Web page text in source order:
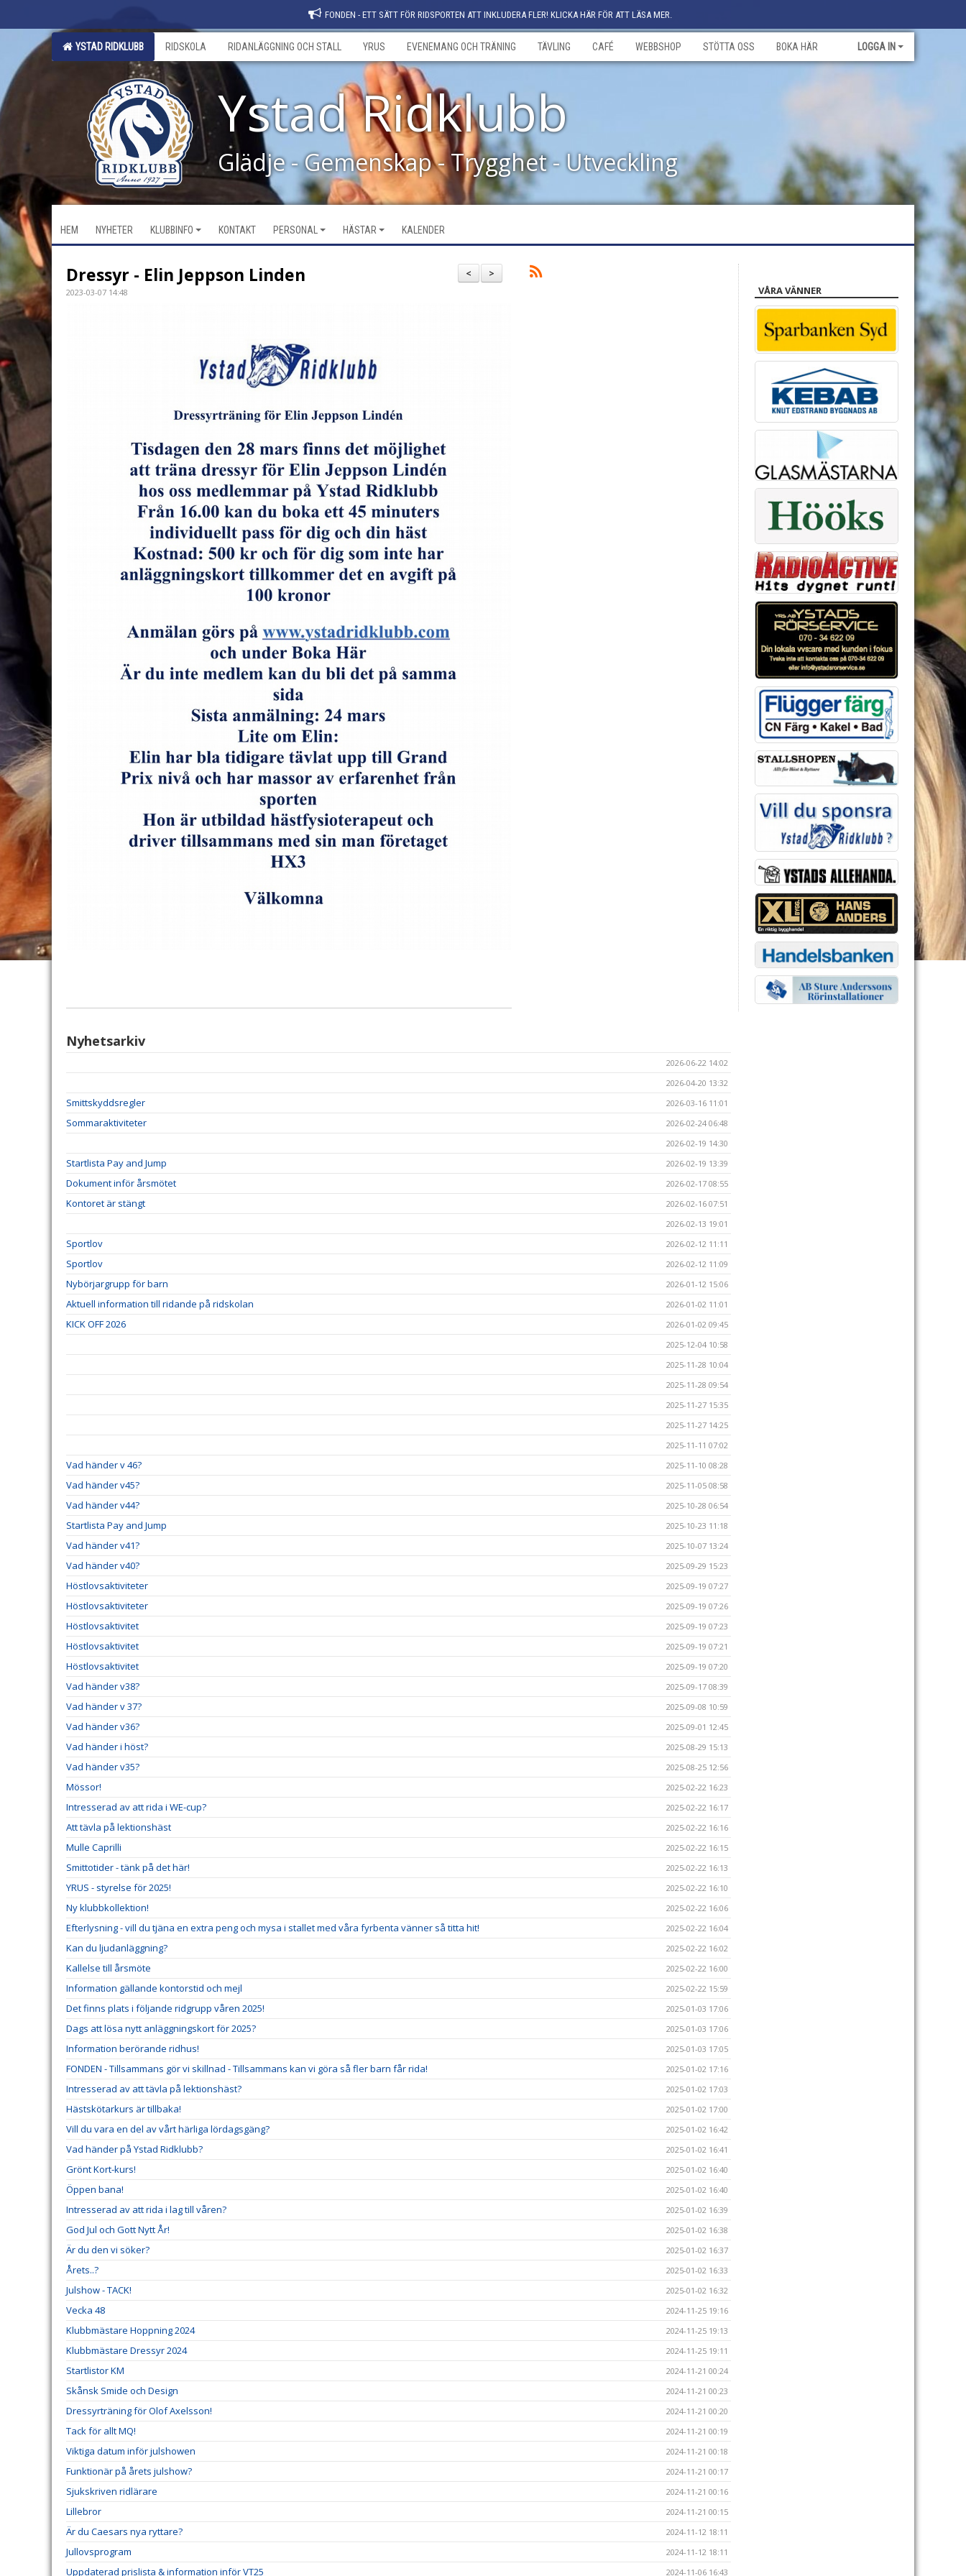
FONDEN - ETT SÄTT FÖR RIDSPORTEN ATT INKLUDERA FLER! KLICKA HÄR FÖR ATT LÄSA MER.
YSTAD RIDKLUBB RIDSKOLA RIDANLÄGGNING OCH STALL YRUS EVENEMANG OCH TRÄNING TÄVLING CAFÉ WEBBSHOP STÖTTA OSS BOKA HÄR LOGGA IN
Ystad Ridklubb
Glädje - Gemenskap - Trygghet - Utveckling
HEM NYHETER KLUBBINFO KONTAKT PERSONAL HÄSTAR KALENDER
>
<
Dressyr - Elin Jeppson Linden
2023-03-07 14:48
Nyhetsarkiv
2026-06-22 14:02
2026-04-20 13:32
Smittskyddsregler 2026-03-16 11:01
Sommaraktiviteter
2026-02-24 06:48
2026-02-19 14:30
Startlista Pay and Jump 2026-02-19 13:39
Dokument inför årsmötet 2026-02-17 08:55
Kontoret är stängt
2026-02-16 07:51
2026-02-13 19:01
Sportlov 2026-02-12 11:11
Sportlov 2026-02-12 11:09
Nybörjargrupp för barn 2026-01-12 15:06
Aktuell information till ridande på ridskolan 2026-01-02 11:01
KICK OFF 2026
2026-01-02 09:45
2025-12-04 10:58
2025-11-28 10:04
2025-11-28 09:54
2025-11-27 15:35
2025-11-27 14:25
2025-11-11 07:02
Vad händer v 46? 2025-11-10 08:28
Vad händer v45? 2025-11-05 08:58
Vad händer v44? 2025-10-28 06:54
Startlista Pay and Jump 2025-10-23 11:18
Vad händer v41? 2025-10-07 13:24
Vad händer v40? 2025-09-29 15:23
Höstlovsaktiviteter 2025-09-19 07:27
Höstlovsaktiviteter 2025-09-19 07:26
Höstlovsaktivitet 2025-09-19 07:23
Höstlovsaktivitet 2025-09-19 07:21
Höstlovsaktivitet 2025-09-19 07:20
Vad händer v38? 2025-09-17 08:39
Vad händer v 37? 2025-09-08 10:59
Vad händer v36? 2025-09-01 12:45
Vad händer i höst? 2025-08-29 15:13
Vad händer v35? 2025-08-25 12:56
Mössor! 2025-02-22 16:23
Intresserad av att rida i WE-cup? 2025-02-22 16:17
Att tävla på lektionshäst 2025-02-22 16:16
Mulle Caprilli 2025-02-22 16:15
Smittotider - tänk på det här! 2025-02-22 16:13
YRUS - styrelse för 2025! 2025-02-22 16:10
Ny klubbkollektion! 2025-02-22 16:06
Efterlysning - vill du tjäna en extra peng och mysa i stallet med våra fyrbenta vänner så titta hit! 2025-02-22 16:04
Kan du ljudanläggning? 2025-02-22 16:02
Kallelse till årsmöte 2025-02-22 16:00
Information gällande kontorstid och mejl 2025-02-22 15:59
Det finns plats i följande ridgrupp våren 2025! 2025-01-03 17:06
Dags att lösa nytt anläggningskort för 2025? 2025-01-03 17:06
Information berörande ridhus! 2025-01-03 17:05
FONDEN - Tillsammans gör vi skillnad - Tillsammans kan vi göra så fler barn får rida! 2025-01-02 17:16
Intresserad av att tävla på lektionshäst? 2025-01-02 17:03
Hästskötarkurs är tillbaka! 2025-01-02 17:00
Vill du vara en del av vårt härliga lördagsgäng? 2025-01-02 16:42
Vad händer på Ystad Ridklubb? 2025-01-02 16:41
Grönt Kort-kurs! 2025-01-02 16:40
Öppen bana! 2025-01-02 16:40
Intresserad av att rida i lag till våren? 2025-01-02 16:39
God Jul och Gott Nytt År! 2025-01-02 16:38
Är du den vi söker? 2025-01-02 16:37
Årets..? 2025-01-02 16:33
Julshow - TACK! 2025-01-02 16:32
Vecka 48 2024-11-25 19:16
Klubbmästare Hoppning 2024 2024-11-25 19:13
Klubbmästare Dressyr 2024 2024-11-25 19:11
Startlistor KM 2024-11-21 00:24
Skånsk Smide och Design 2024-11-21 00:23
Dressyrträning för Olof Axelsson! 2024-11-21 00:20
Tack för allt MQ! 2024-11-21 00:19
Viktiga datum inför julshowen 2024-11-21 00:18
Funktionär på årets julshow? 2024-11-21 00:17
Sjukskriven ridlärare 2024-11-21 00:16
Lillebror 2024-11-21 00:15
Är du Caesars nya ryttare? 2024-11-12 18:11
Jullovsprogram 2024-11-12 18:11
Uppdaterad prislista & information inför VT25 2024-11-06 16:43
VÅRA VÄNNER